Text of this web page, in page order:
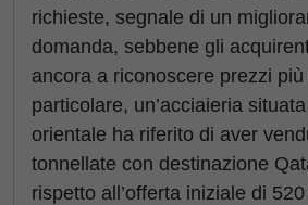
richieste, segnale di un
domanda, sebbene gli
ancora a riconoscere prezzi
particolare, un’acciaieria
orientale ha riferito di aver
tonnellate con destinazione
rispetto all’offerta iniziale di